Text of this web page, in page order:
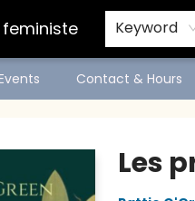
feministe Keyword
Contact & Hours
Les